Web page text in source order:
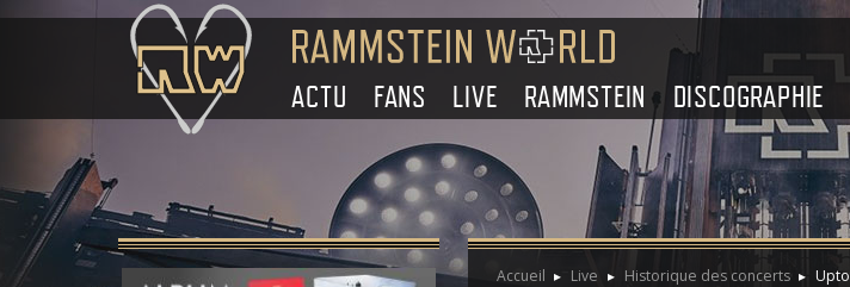
ACTU FANS LIVE RAMMSTEIN DISCOGRAPHIE
Accueil Live Historique des concerts